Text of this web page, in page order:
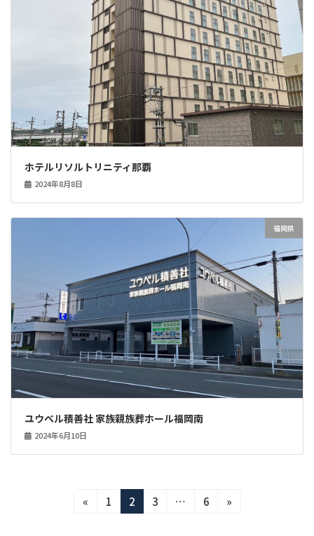
ホテルリソルトリニティ那覇
2024年8月8日
福岡県
ユウベル積善社 家族親族葬ホール福岡南
2024年6月10日
«
固
1
固
定
2
固
3 …
固
6 »